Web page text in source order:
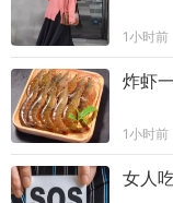
1小时前
炸虾
1小时前
女人